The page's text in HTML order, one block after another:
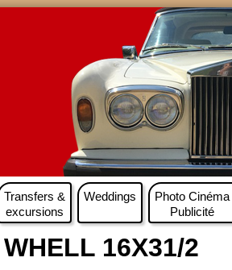
Transfers &
excursions
Weddings
Photo Cinéma
Publicité
16X31/2